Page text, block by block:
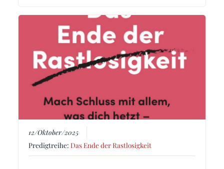
12/Oktober/2025
Predigtreihe:Das Ende der Rastlosigkeit